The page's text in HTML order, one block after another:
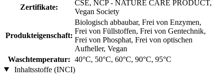
Zertifikate:
CSE, NCP - NATURE CARE PRODUCT,
Vegan Society
Produkteigenschaft:
Biologisch abbaubar, Frei von Enzymen,
Frei von Füllstoffen, Frei von Gentechnik,
Frei von Phosphat, Frei von optischen
Aufheller, Vegan
Waschtemperatur: 40°C, 50°C, 60°C, 90°C, 95°C
Inhaltsstoffe (INCI)